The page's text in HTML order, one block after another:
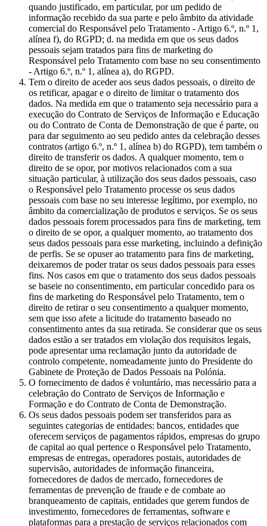
quando justificado, em particular, por um pedido de
informação recebido da sua parte e pelo âmbito da atividade
comercial do Responsável pelo Tratamento - Artigo 6.º, n.º 1,
alínea f), do RGPD; d. na medida em que os seus dados
pessoais sejam tratados para fins de marketing do
Responsável pelo Tratamento com base no seu consentimento
- Artigo 6.º, n.º 1, alínea a), do RGPD.
Tem o direito de aceder aos seus dados pessoais, o direito de
os retificar, apagar e o direito de limitar o tratamento dos
dados. Na medida em que o tratamento seja necessário para a
execução do Contrato de Serviços de Informação e Educação
ou do Contrato de Conta de Demonstração de que é parte, ou
para dar seguimento ao seu pedido antes da celebração desses
contratos (artigo 6.º, n.º 1, alínea b) do RGPD), tem também o
direito de transferir os dados. A qualquer momento, tem o
direito de se opor, por motivos relacionados com a sua
situação particular, à utilização dos seus dados pessoais, caso
o Responsável pelo Tratamento processe os seus dados
pessoais com base no seu interesse legítimo, por exemplo, no
âmbito da comercialização de produtos e serviços. Se os seus
dados pessoais forem processados para fins de marketing, tem
o direito de se opor, a qualquer momento, ao tratamento dos
seus dados pessoais para esse marketing, incluindo a definição
de perfis. Se se opuser ao tratamento para fins de marketing,
deixaremos de poder tratar os seus dados pessoais para esses
fins. Nos casos em que o tratamento dos seus dados pessoais
se baseie no consentimento, em particular concedido para os
fins de marketing do Responsável pelo Tratamento, tem o
direito de retirar o seu consentimento a qualquer momento,
sem que isso afete a licitude do tratamento baseado no
consentimento antes da sua retirada. Se considerar que os seus
dados estão a ser tratados em violação dos requisitos legais,
pode apresentar uma reclamação junto da autoridade de
controlo competente, nomeadamente junto do Presidente do
Gabinete de Proteção de Dados Pessoais na Polónia.
O fornecimento de dados é voluntário, mas necessário para a
celebração do Contrato de Serviços de Informação e
Formação e do Contrato de Conta de Demonstração.
Os seus dados pessoais podem ser transferidos para as
seguintes categorias de entidades: bancos, entidades que
oferecem serviços de pagamentos rápidos, empresas do grupo
de capital ao qual pertence o Responsável pelo Tratamento,
empresas de entregas, operadores postais, autoridades de
supervisão, autoridades de informação financeira,
fornecedores de dados de mercado, fornecedores de
ferramentas de prevenção de fraude e de combate ao
branqueamento de capitais, entidades que gerem fundos de
investimento, fornecedores de ferramentas, software e
plataformas para a prestação de serviços relacionados com